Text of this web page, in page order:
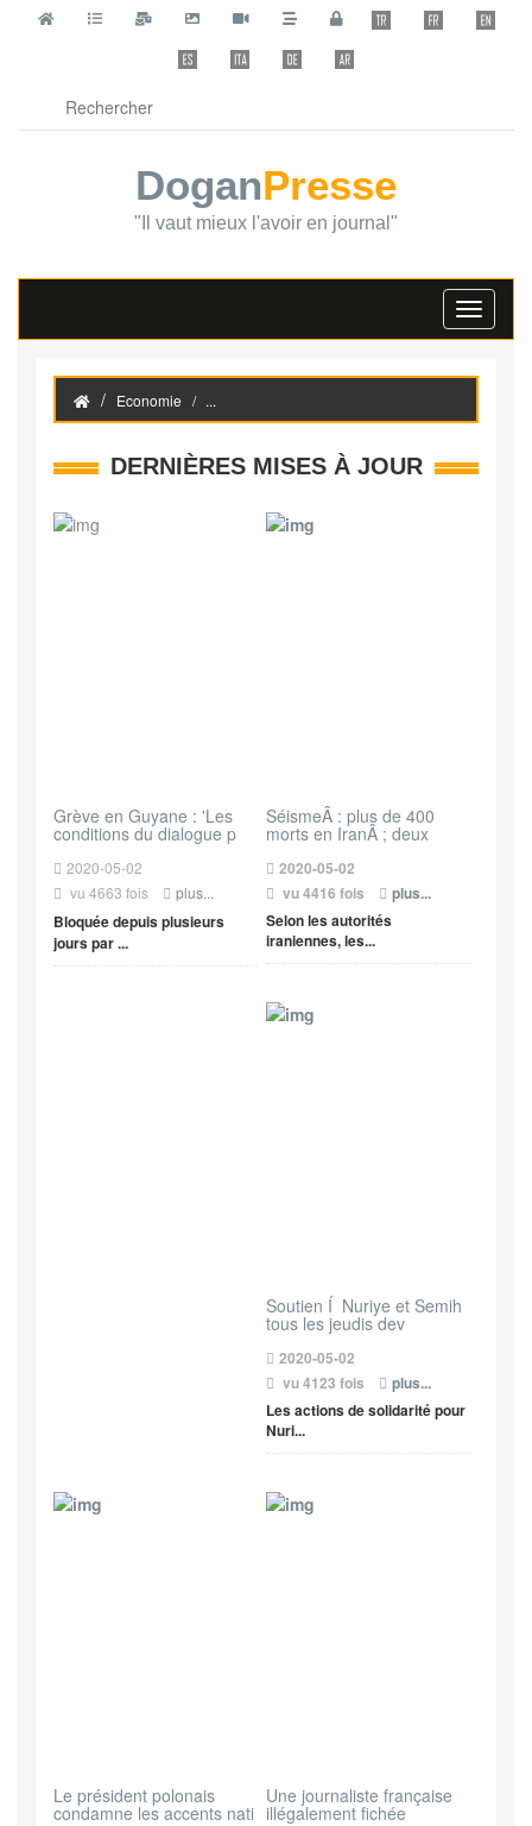
DoganPresse
"Il vaut mieux l'avoir en journal"
Toggle
Economie ...
DERNIÈRES MISES À JOUR
Grève en Guyane : 'Les
conditions du dialogue p
2020-05-02
vu 4663 fois
plus...
Bloquée depuis plusieurs
jours par ...
SéismeÂ : plus de 400
morts en IranÂ ; deux
2020-05-02
vu 4416 fois
plus...
Selon les autorités
iraniennes, les...
Soutien Í Nuriye et Semih
tous les jeudis dev
2020-05-02
vu 4123 fois
plus...
Les actions de solidarité pour
Nuri...
Le président polonais
condamne les accents nati
Une journaliste française
illégalement fichée